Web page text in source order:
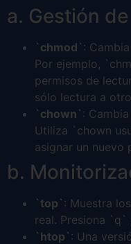
a. Gestión
`chmod` :
Por ejemplo,
permisos de
sólo lectura a
`chown` :
Utiliza `chown
asignar un nuevo
b.
`top` : Muestra
real. Presiona `q`
`htop` : Una